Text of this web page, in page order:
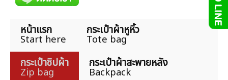
หน้าแรก
Start here
กระเป๋าผ้าหูหิ้ว
Tote bag
กระเป๋าซิปผ้า
Zip bag
กระเป๋าผ้าสะพายหลัง
Backpack